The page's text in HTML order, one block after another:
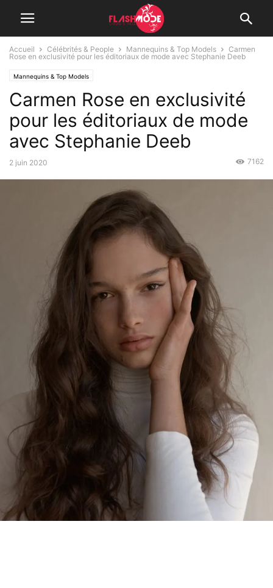
Accueil Célébrités & People Mannequins & Top Models
Carmen
Rose en exclusivité pour les éditoriaux de mode avec Stephanie Deeb
Mannequins & Top Models
Carmen Rose en exclusivité
pour les éditoriaux de mode
avec Stephanie Deeb
2 juin 2020 7162